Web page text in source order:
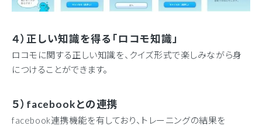
４）正しい知識を得る「ロコモ知識」
ロコモに関する正しい知識を、クイズ形式で楽しみながら身
につけることができます。
５）facebookとの連携
facebook連携機能を有しており、トレーニングの結果を